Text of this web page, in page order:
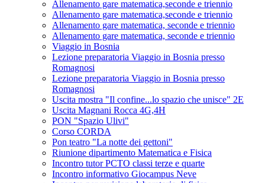
Allenamento gare matematica,seconde e triennio
Allenamento gare matematica,seconde e triennio
Allenamento gare matematica, seconde e triennio
Allenamento gare matematica, seconde e triennio
Viaggio in Bosnia
Lezione preparatoria Viaggio in Bosnia presso
Romagnosi
Lezione preparatoria Viaggio in Bosnia presso
Romagnosi
Uscita mostra "Il confine...lo spazio che unisce" 2E
Uscita Magnani Rocca 4G,4H
PON "Spazio Ulivi"
Corso CORDA
Pon teatro "La notte dei gettoni"
Riunione dipartimento Matematica e Fisica
Incontro tutor PCTO classi terze e quarte
Incontro informativo Giocampus Neve